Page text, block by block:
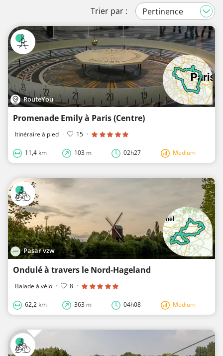
Trier par :
RouteYou
Promenade Emily à Paris (Centre)
Itinéraire à pied · 15 ·
11,4 km 103 m 02h27 Medium
Pasar vzw
Ondulé à travers le Nord-Hageland
Balade à vélo · 8 ·
62,2 km 363 m 04h08 Medium